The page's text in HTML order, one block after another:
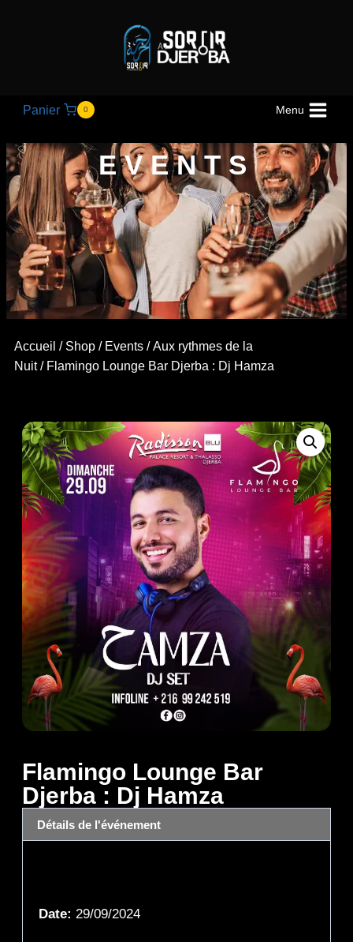
Panier 0 Menu
EVENTS
Accueil / Shop / Events /Aux rythmes de la
Nuit/ Flamingo Lounge Bar Djerba : Dj Hamza
Flamingo Lounge Bar
Djerba : Dj Hamza
Détails de l'événement
Date: 29/09/2024